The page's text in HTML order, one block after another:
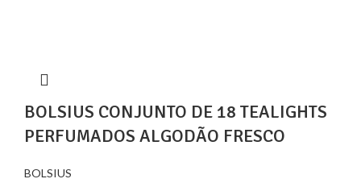
BOLSIUS CONJUNTO DE 18 TEALIGHTS
PERFUMADOS ALGODÃO FRESCO
BOLSIUS